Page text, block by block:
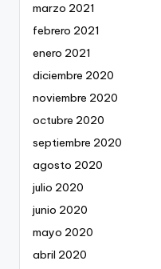
marzo 2021
febrero 2021
enero 2021
diciembre 2020
noviembre 2020
octubre 2020
septiembre 2020
agosto 2020
julio 2020
junio 2020
mayo 2020
abril 2020